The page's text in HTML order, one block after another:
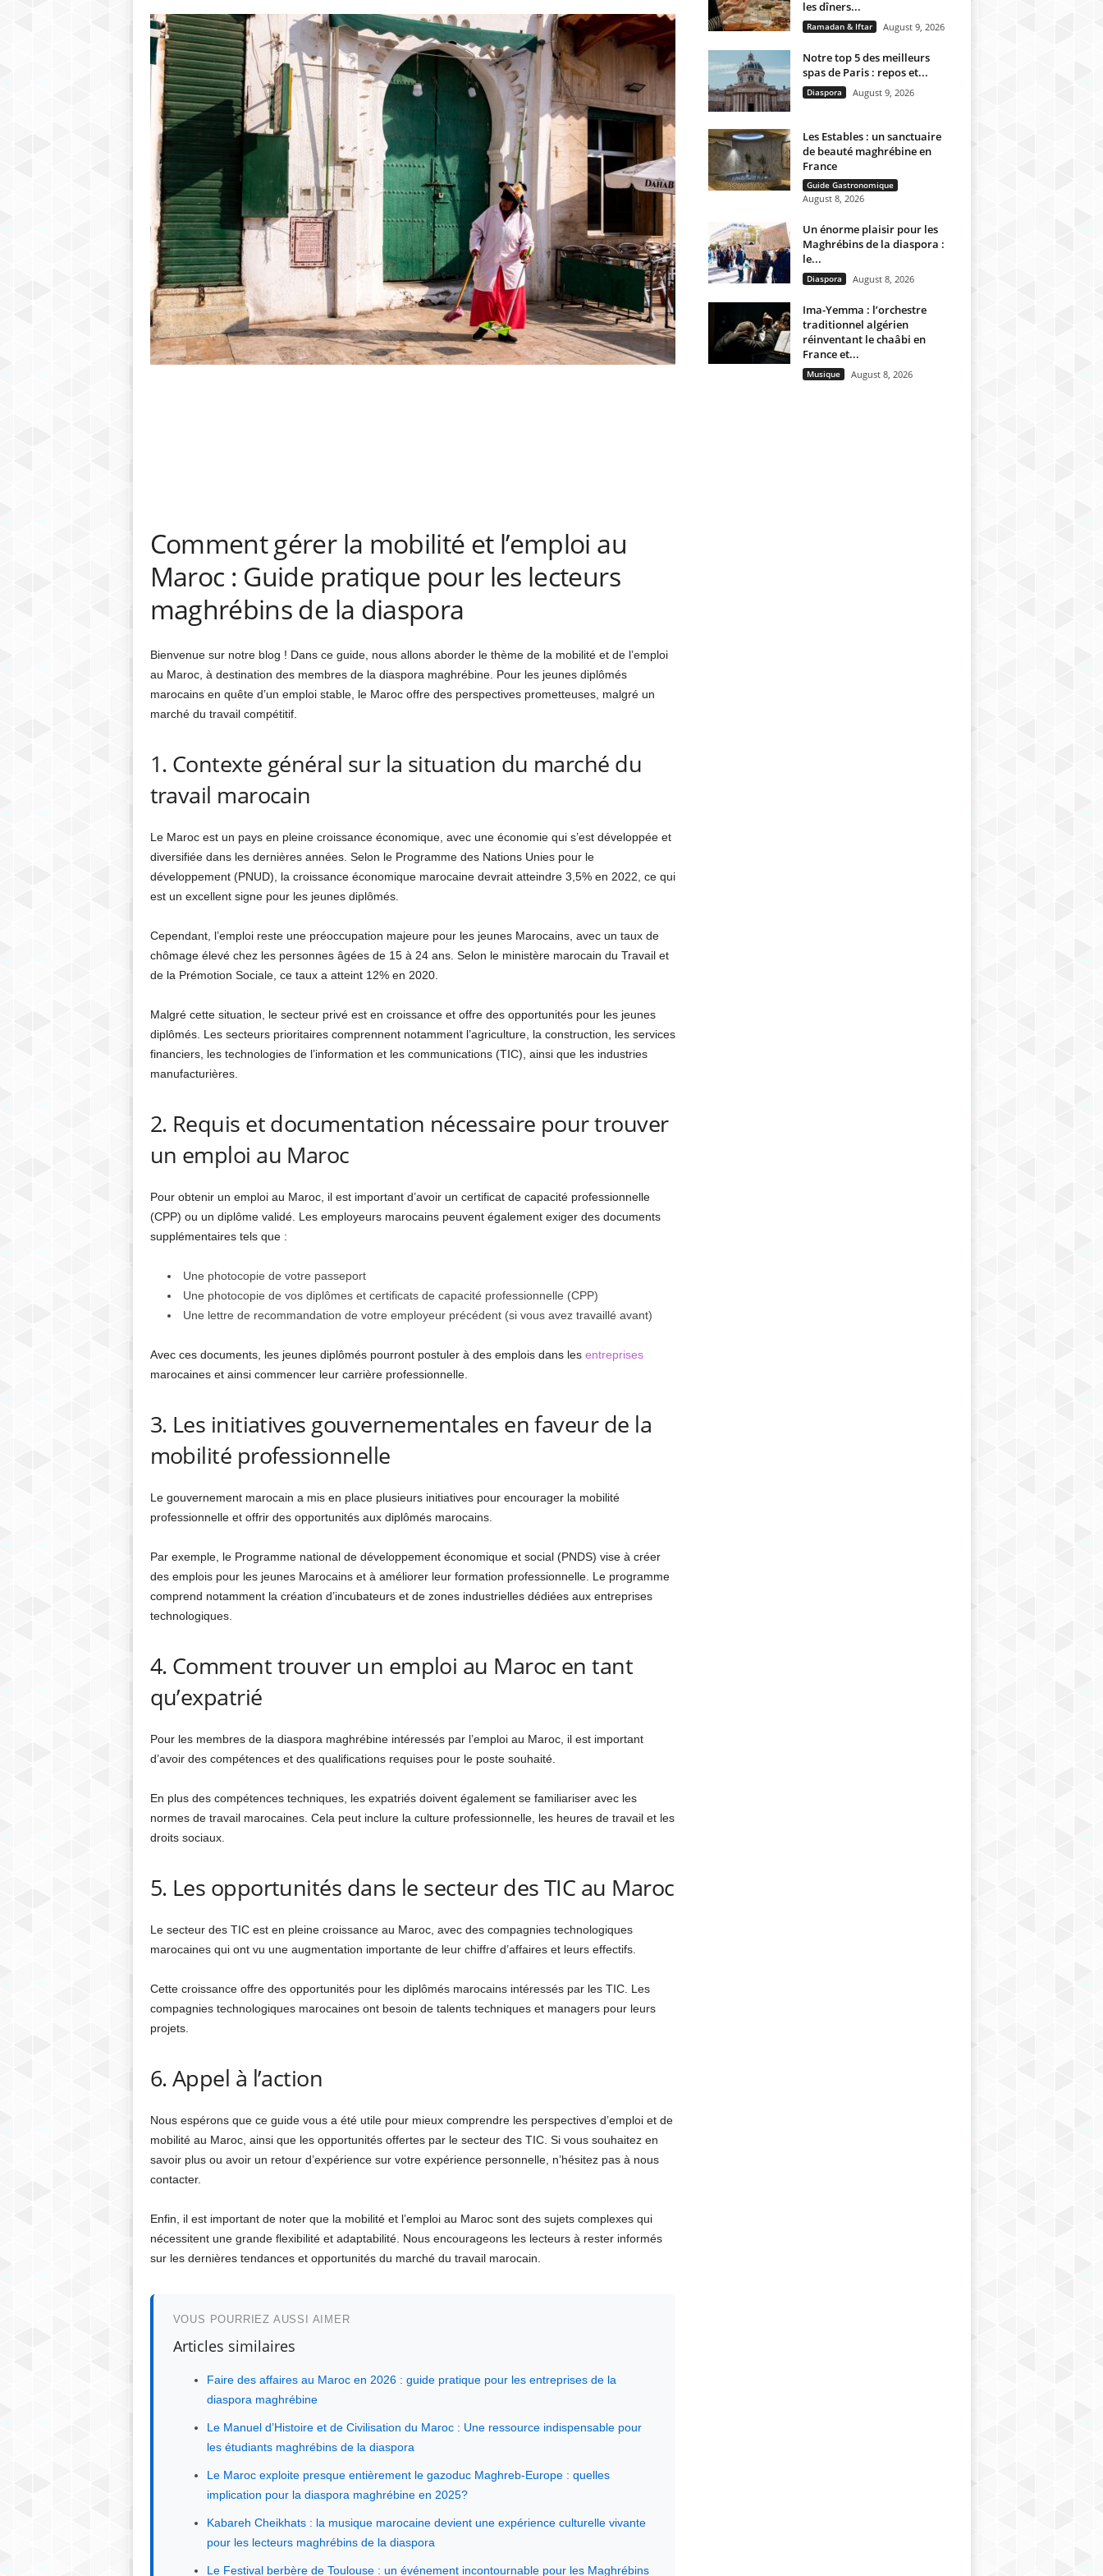
r
e
Comment gérer la mobilité et l’emploi au
Maroc : Guide pratique pour les lecteurs
maghrébins de la diaspora
Bienvenue sur notre blog ! Dans ce guide, nous allons aborder le thème de la mobilité et de l’emploi
au Maroc, à destination des membres de la diaspora maghrébine. Pour les jeunes diplômés
marocains en quête d’un emploi stable, le Maroc offre des perspectives prometteuses, malgré un
marché du travail compétitif.
1. Contexte général sur la situation du marché du
travail marocain
Le Maroc est un pays en pleine croissance économique, avec une économie qui s’est développée et
diversifiée dans les dernières années. Selon le Programme des Nations Unies pour le
développement (PNUD), la croissance économique marocaine devrait atteindre 3,5% en 2022, ce qui
est un excellent signe pour les jeunes diplômés.
Cependant, l’emploi reste une préoccupation majeure pour les jeunes Marocains, avec un taux de
chômage élevé chez les personnes âgées de 15 à 24 ans. Selon le ministère marocain du Travail et
de la Prémotion Sociale, ce taux a atteint 12% en 2020.
Malgré cette situation, le secteur privé est en croissance et offre des opportunités pour les jeunes
diplômés. Les secteurs prioritaires comprennent notamment l’agriculture, la construction, les services
financiers, les technologies de l’information et les communications (TIC), ainsi que les industries
manufacturières.
2. Requis et documentation nécessaire pour trouver
un emploi au Maroc
Pour obtenir un emploi au Maroc, il est important d’avoir un certificat de capacité professionnelle
(CPP) ou un diplôme validé. Les employeurs marocains peuvent également exiger des documents
supplémentaires tels que :
Une photocopie de votre passeport
Une photocopie de vos diplômes et certificats de capacité professionnelle (CPP)
Une lettre de recommandation de votre employeur précédent (si vous avez travaillé avant)
Avec ces documents, les jeunes diplômés pourront postuler à des emplois dans les entreprises
marocaines et ainsi commencer leur carrière professionnelle.
3. Les initiatives gouvernementales en faveur de la
mobilité professionnelle
Le gouvernement marocain a mis en place plusieurs initiatives pour encourager la mobilité
professionnelle et offrir des opportunités aux diplômés marocains.
Par exemple, le Programme national de développement économique et social (PNDS) vise à créer
des emplois pour les jeunes Marocains et à améliorer leur formation professionnelle. Le programme
comprend notamment la création d’incubateurs et de zones industrielles dédiées aux entreprises
technologiques.
4. Comment trouver un emploi au Maroc en tant
qu’expatrié
Pour les membres de la diaspora maghrébine intéressés par l’emploi au Maroc, il est important
d’avoir des compétences et des qualifications requises pour le poste souhaité.
En plus des compétences techniques, les expatriés doivent également se familiariser avec les
normes de travail marocaines. Cela peut inclure la culture professionnelle, les heures de travail et les
droits sociaux.
5. Les opportunités dans le secteur des TIC au Maroc
Le secteur des TIC est en pleine croissance au Maroc, avec des compagnies technologiques
marocaines qui ont vu une augmentation importante de leur chiffre d’affaires et leurs effectifs.
Cette croissance offre des opportunités pour les diplômés marocains intéressés par les TIC. Les
compagnies technologiques marocaines ont besoin de talents techniques et managers pour leurs
projets.
6. Appel à l’action
Nous espérons que ce guide vous a été utile pour mieux comprendre les perspectives d’emploi et de
mobilité au Maroc, ainsi que les opportunités offertes par le secteur des TIC. Si vous souhaitez en
savoir plus ou avoir un retour d’expérience sur votre expérience personnelle, n’hésitez pas à nous
contacter.
Enfin, il est important de noter que la mobilité et l’emploi au Maroc sont des sujets complexes qui
nécessitent une grande flexibilité et adaptabilité. Nous encourageons les lecteurs à rester informés
sur les dernières tendances et opportunités du marché du travail marocain.
VOUS POURRIEZ AUSSI AIMER
Articles similaires
Faire des affaires au Maroc en 2026 : guide pratique pour les entreprises de la
diaspora maghrébine
Le Manuel d’Histoire et de Civilisation du Maroc : Une ressource indispensable pour
les étudiants maghrébins de la diaspora
Le Maroc exploite presque entièrement le gazoduc Maghreb-Europe : quelles
implication pour la diaspora maghrébine en 2025?
Kabareh Cheikhats : la musique marocaine devient une expérience culturelle vivante
pour les lecteurs maghrébins de la diaspora
Le Festival berbère de Toulouse : un événement incontournable pour les Maghrébins
les dîners...
Ramadan & Iftar August 9, 2026
Notre top 5 des meilleurs
spas de Paris : repos et...
Diaspora August 9, 2026
Les Estables : un sanctuaire
de beauté maghrébine en
France
Guide Gastronomique
August 8, 2026
Un énorme plaisir pour les
Maghrébins de la diaspora :
le...
Diaspora August 8, 2026
Ima-Yemma : l’orchestre
traditionnel algérien
réinventant le chaâbi en
France et...
Musique August 8, 2026